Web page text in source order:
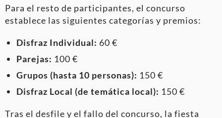
Para el resto de participantes, el concurso
establece las siguientes categorías y premios:
Disfraz Individual: 60 €
Parejas: 100 €
Grupos (hasta 10 personas): 150 €
Disfraz Local (de temática local): 150 €
Tras el desfile y el fallo del concurso, la fiesta